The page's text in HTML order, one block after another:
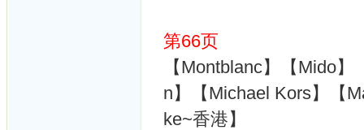
第66页
【Montblanc】【Mido
n】【Michael Kors】【
ke~香港】